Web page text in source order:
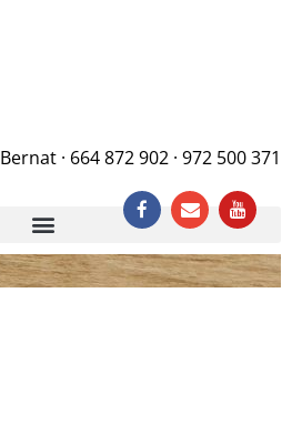
Bernat · 664 872 902 · 972 500 371